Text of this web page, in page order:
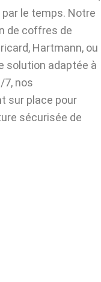
par le temps. Notre
de coffres de
Hartmann, ou
solution adaptée à
7, nos
sur place pour
sécurisée de